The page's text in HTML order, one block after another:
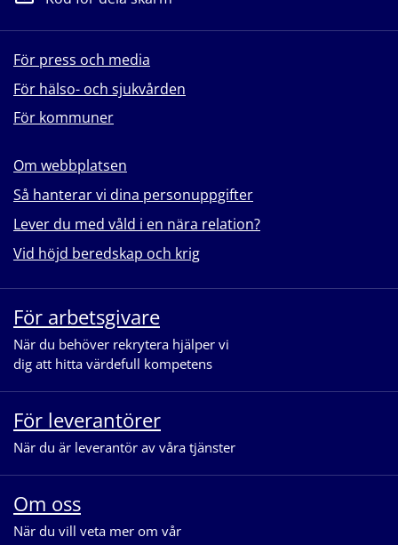
För press och media
För hälso- och sjukvården
För kommuner
Om webbplatsen
Så hanterar vi dina personuppgifter
Lever du med våld i en nära relation?
Vid höjd beredskap och krig
För arbetsgivare
När du behöver rekrytera hjälper vi
dig att hitta värdefull kompetens
För leverantörer
När du är leverantör av våra tjänster
Om oss
När du vill veta mer om vår